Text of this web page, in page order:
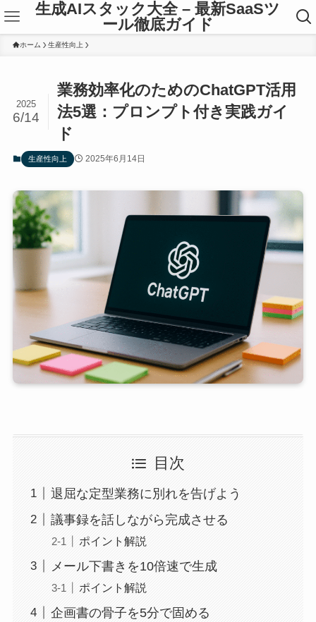
生成AIスタック大全 – 最新SaaSツ
ール徹底ガイド
ホーム 生産性向上
業務効率化のためのChatGPT活用
法5選：プロンプト付き実践ガイ
ド
2025
6/14
生産性向上 2025年6月14日
目次
退屈な定型業務に別れを告げよう
議事録を話しながら完成させる
ポイント解説
メール下書きを10倍速で生成
ポイント解説
企画書の骨子を5分で固める